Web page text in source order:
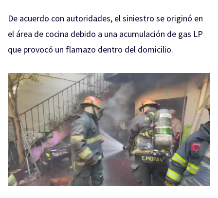
De acuerdo con autoridades, el siniestro se originó en
el área de cocina debido a una acumulación de gas LP
que provocó un flamazo dentro del domicilio.